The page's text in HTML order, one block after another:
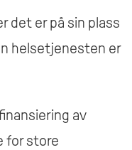
det er på sin plass
helsetjenesten er
av
for store